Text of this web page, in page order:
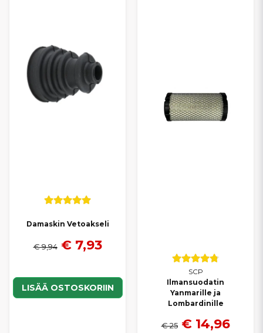
Damaskin Vetoakseli
€ 9,94 € 7,93
LISÄÄ OSTOSKORIIN
SCP
Ilmansuodatin
Yanmarille ja
Lombardinille
€ 25 € 14,96